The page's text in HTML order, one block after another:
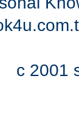
c 2001